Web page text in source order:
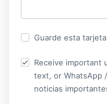
Guarde esta
Receive important
text, or WhatsApp
noticias